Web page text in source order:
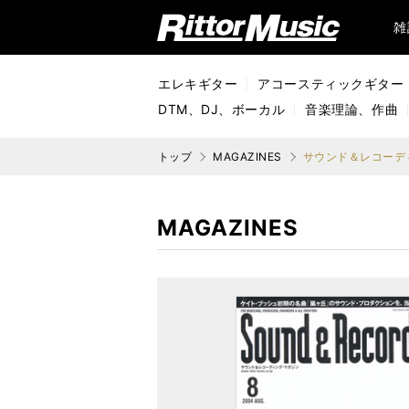
リットーミュージック (Rittor Music)
エレキギター
アコースティックギター
DTM、DJ、ボーカル
音楽理論、作曲
トップ MAGAZINES サウンド＆レコー
MAGAZINES